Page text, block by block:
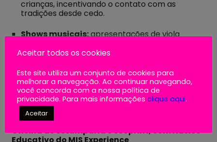
crianças, incentivando o contato com as
tradições desde cedo.
Shows musicais:apresentações de viola
de Taubaté (comida caipira), Cajamar (doces
de corte) e Itapetininga (bolinho caipira).
Espaço expositivo:A riqueza cultural da zona
rural de Nazaré Paulista, SP e exposição de
Artesanato Tradicional de mestres paulistas.
Oficina de estamparia e ecoprint, com Núcleo
Aceitar todos os cookies
Este site utiliza um conjunto de cookies para
melhorar a navegação. Ao continuar navegando,
você concorda com a nossa política de
privacidade. Para mais informações clique aqui.
Aceitar